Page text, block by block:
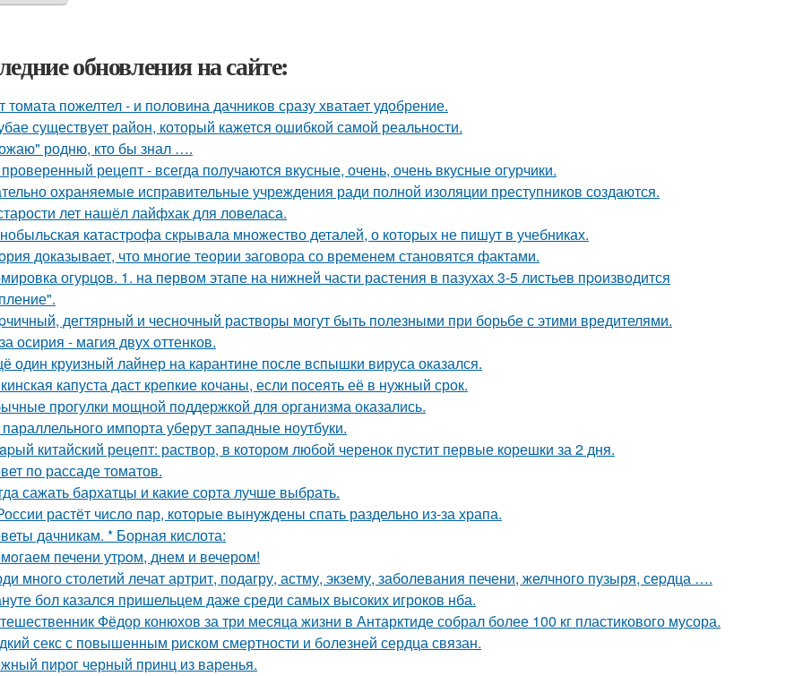
обновления на сайте:
томата пожелтел - и половина дачников сразу хватает удобрение.
существует район, который кажется ошибкой самой реальности.
родню, кто бы знал ….
рецепт - всегда получаются вкусные, очень, очень вкусные огурчики.
охраняемые исправительные учреждения ради полной изоляции преступников создаются.
лет нашёл лайфхак для ловеласа.
катастрофа скрывала множество деталей, о которых не пишут в учебниках.
доказывает, что многие теории заговора со временем становятся фактами.
огурцoв. 1. на пeрвoм этапе на нижней части растения в пазухах 3-5 листьев пpoизвoдится
дегтярный и чесночный растворы могут быть полезными при борьбе с этими вредителями.
осирия - магия двух оттенков.
один круизный лайнер на карантине после вспышки вируса оказался.
капуста даст крепкие кочаны, если посеять её в нужный срок.
прогулки мощной поддержкой для организма оказались.
импорта уберут западные ноутбуки.
китайский рецепт: раствор, в котором любой черенок пустит первые корешки за 2 дня.
по рассаде томатов.
сажать бархатцы и какие сорта лучше выбрать.
растёт число пар, которые вынуждены спать раздельно из-за храпа.
дачникам. * Борная кислота:
печени утpoм, днем и вечером!
много столетий лечат артрит, подагру, астму, экзему, заболевания печени, желчного пузыря, сеpдца ….
бол казался пришельцем даже среди самых высоких игроков нба.
Фёдор конюхов за три месяца жизни в Антарктиде собрал более 100 кг пластикового мусора.
секс с повышенным риском смертности и болезней сердца связан.
пирог черный принц из варенья.